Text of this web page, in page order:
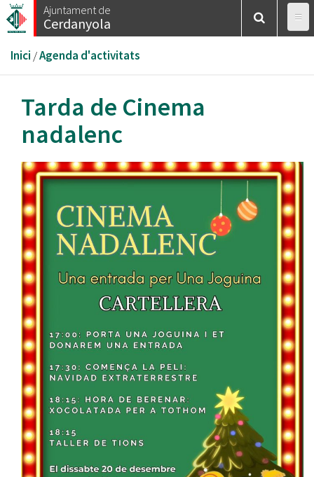
Vés
al
Ajuntament de
Cerdanyola
Esteu
aquí
Inici /Agenda d'activitats
Tarda de Cinema
nadalenc